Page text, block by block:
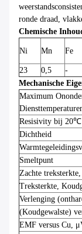
ronde draad,
Chemische
Ni Mn Fe
23
0,5 -
Mechanische
Maximum
Resisivity bij 20℃
Dichtheid
Smeltpunt
Zachte
Treksterkte,
Verlenging
(Koudgewalste)
EMF versus Cu,